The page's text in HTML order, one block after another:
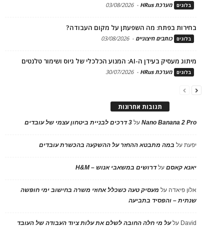
בלוגים מערכת HRus -
03/08/2026
בחירות בפתח: מה השפעתן על מקום העבודה?
בלוגים כותבים חיצוניים -
03/08/2026
מיתוג מעסיק בעידן ה-AI: המנוע הכלכלי של גיוס ושימור טלנטים
בלוגים מערכת HRus -
30/07/2026
תגובות אחרונות
Nano Banana 2 Proעל 3 דרכים לבניית ביטחון עצמי של עובדים
יפעתעל במה מתבטא ההחזר על ההשקעה בהכשרת עובדים
יאנא קאסםעלדרושים במשאבי אנוש – H&M
אלון פיאדה על מעסיק טעה כשכלל אחוזי משרה בחישוב ימי חופשה
שנתית – והפסיד בתביעה
David עלעל מי חלה החובה לשלם את עלות ציוד העבודה של העובד